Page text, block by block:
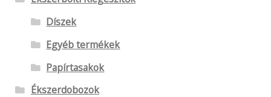
Díszek
Egyéb termékek
Papírtasakok
Ékszerdobozok